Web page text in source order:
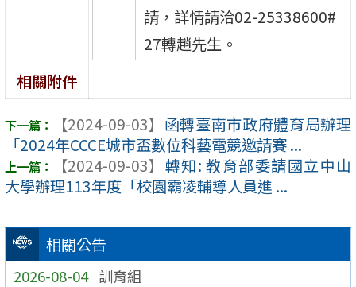
相關公告
2026-08-04 訓育組
請，詳情請洽02-25338600#
27轉趙先生。
相關附件
【2024-09-03】 函轉臺南市政府體育局辦理
「2024年CCCE城市盃數位科藝電競邀請賽 ...
【2024-09-03】 轉知: 教育部委請國立中山
大學辦理113年度「校園霸凌輔導人員進 ...